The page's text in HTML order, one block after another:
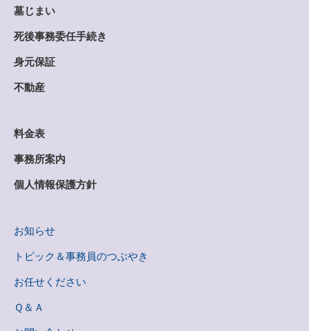
墓じまい
死後事務委任手続き
身元保証
不動産
料金表
事務所案内
個人情報保護方針
お知らせ
トピック＆事務員のつぶやき
お任せください
Ｑ＆Ａ